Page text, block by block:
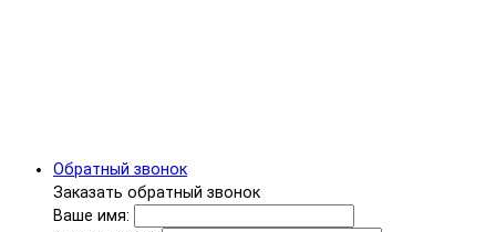
Обратный звонок
Заказать обратный звонок
Ваше имя: